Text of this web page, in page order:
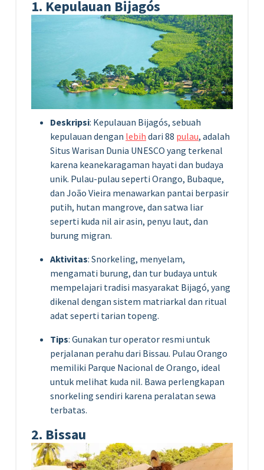
1. Kepulauan Bijagós
Deskripsi: Kepulauan Bijagós, sebuah
kepulauan dengan lebih dari 88 pulau, adalah
Situs Warisan Dunia UNESCO yang terkenal
karena keanekaragaman hayati dan budaya
unik. Pulau-pulau seperti Orango, Bubaque,
dan João Vieira menawarkan pantai berpasir
putih, hutan mangrove, dan satwa liar
seperti kuda nil air asin, penyu laut, dan
burung migran.
Aktivitas: Snorkeling, menyelam,
mengamati burung, dan tur budaya untuk
mempelajari tradisi masyarakat Bijagó, yang
dikenal dengan sistem matriarkal dan ritual
adat seperti tarian topeng.
Tips: Gunakan tur operator resmi untuk
perjalanan perahu dari Bissau. Pulau Orango
memiliki Parque Nacional de Orango, ideal
untuk melihat kuda nil. Bawa perlengkapan
snorkeling sendiri karena peralatan sewa
terbatas.
2. Bissau